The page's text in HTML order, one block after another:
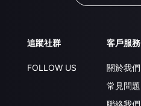
追蹤社群
FOLLOW US
客戶服務
關於我們
常見問題
聯絡我們